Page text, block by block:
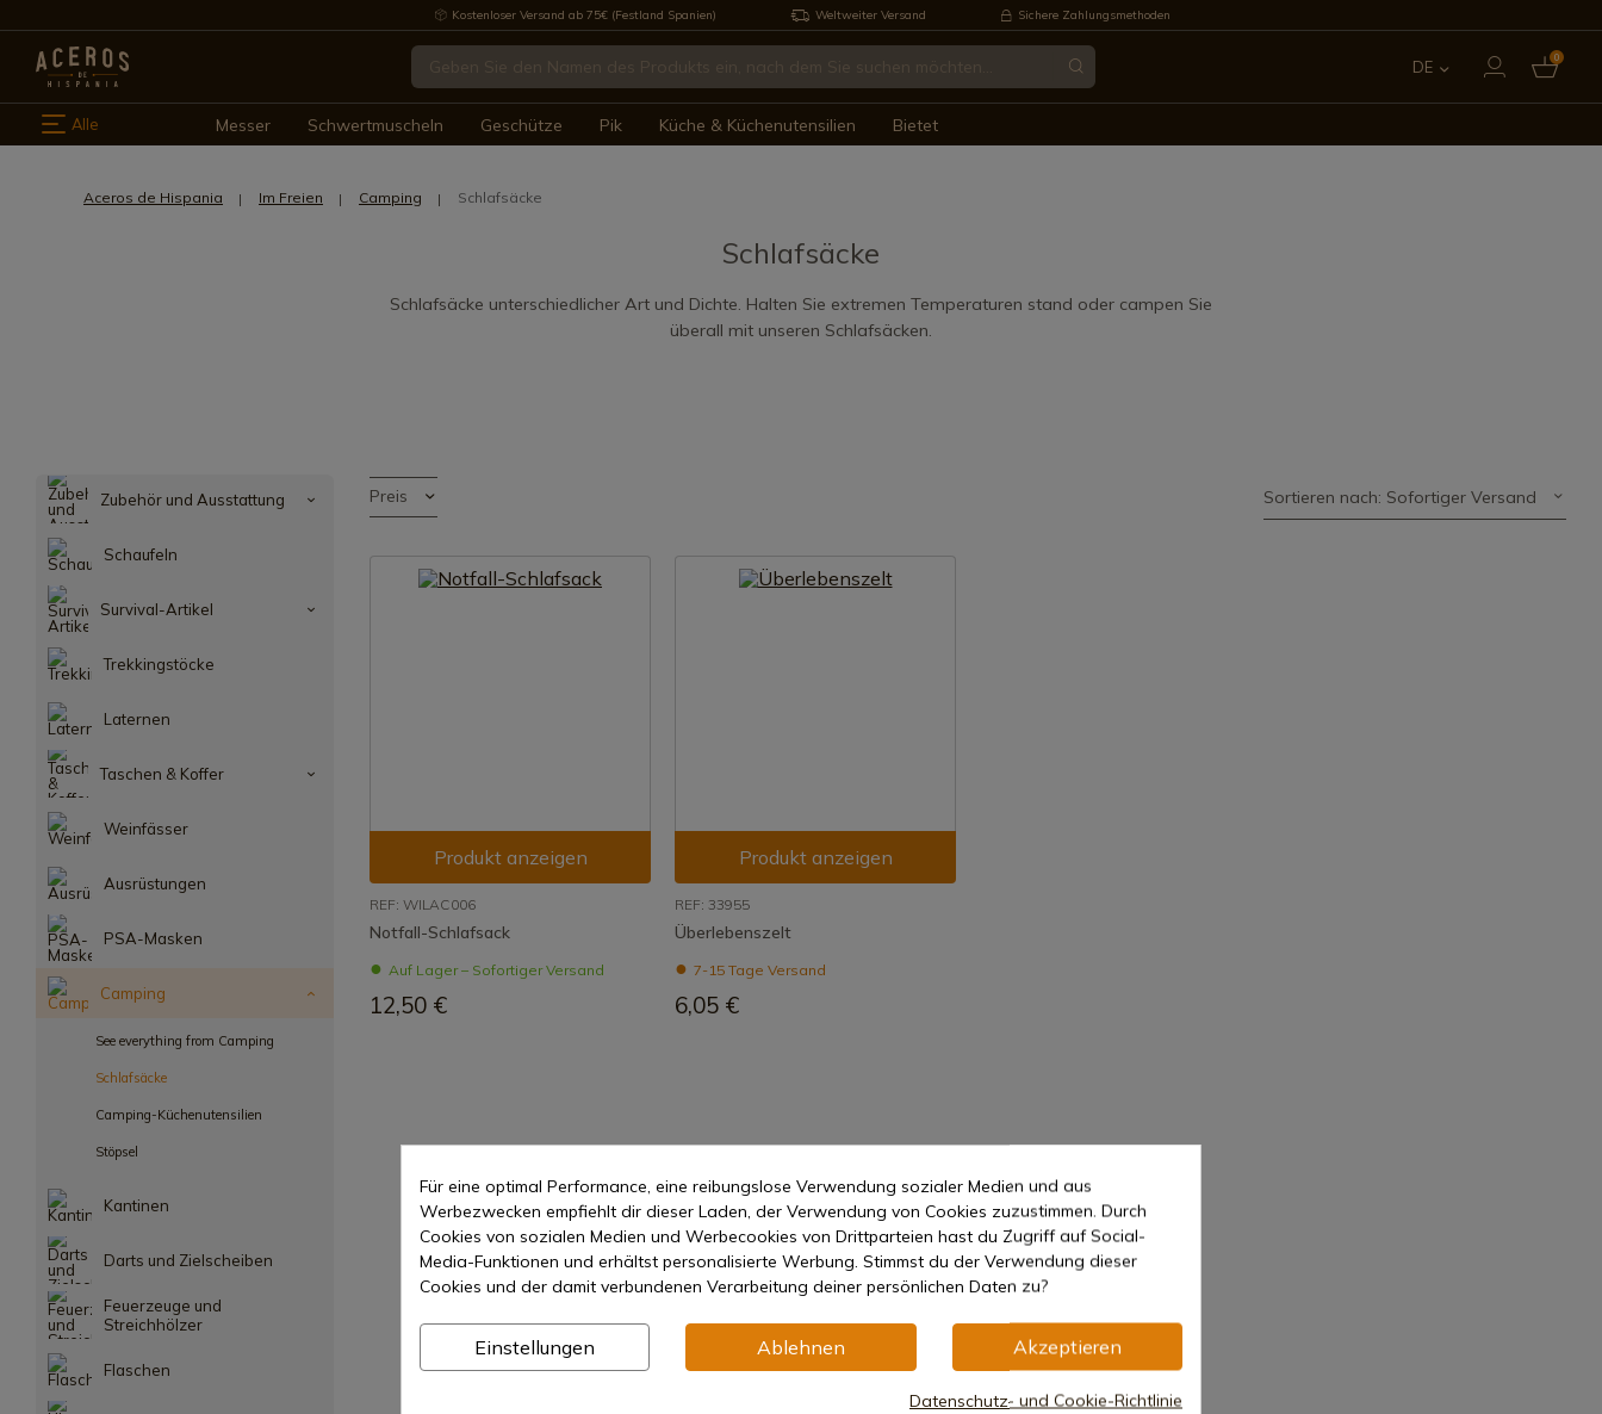
Kostenloser Versand ab 75€ (Festland Spanien) Weltweiter Versand Sichere Zahlungsmethoden
DE 0
Alle Messer Schwertmuscheln Geschütze Pik Küche & Küchenutensilien Bietet
Aceros de Hispania Im Freien Camping Schlafsäcke
Schlafsäcke
Schlafsäcke unterschiedlicher Art und Dichte. Halten Sie extremen Temperaturen stand oder campen Sie
überall mit unseren Schlafsäcken.
Zubehör und Ausstattung
Schaufeln
Survival-Artikel
Trekkingstöcke
Laternen
Taschen & Koffer
Weinfässer
Ausrüstungen
PSA-Masken
Camping
See everything from Camping
Schlafsäcke
Camping-Küchenutensilien
Stöpsel
Kantinen
Darts und Zielscheiben
Feuerzeuge und
Streichhölzer
Flaschen
Preis Sortieren nach: Sofortiger Versand
Produkt anzeigen
REF: WILAC006
Notfall-Schlafsack
Auf Lager – Sofortiger Versand
12,50 €
Produkt anzeigen
REF: 33955
Überlebenszelt
7-15 Tage Versand
6,05 €
Für eine optimal Performance, eine reibungslose Verwendung sozialer Medien und aus
Werbezwecken empfiehlt dir dieser Laden, der Verwendung von Cookies zuzustimmen. Durch
Cookies von sozialen Medien und Werbecookies von Drittparteien hast du Zugriff auf Social-
Media-Funktionen und erhältst personalisierte Werbung. Stimmst du der Verwendung dieser
Cookies und der damit verbundenen Verarbeitung deiner persönlichen Daten zu?
Einstellungen Ablehnen Akzeptieren
Datenschutz- und Cookie-Richtlinie